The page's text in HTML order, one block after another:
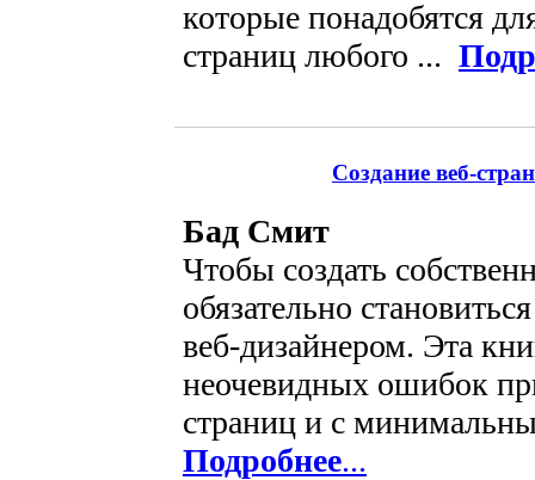
которые понадобятся
страниц любого ...
Создание веб-
Бад Смит
Чтобы создать
обязательно
веб-дизайнером. Эта
неочевидных ошибок
страниц и с
Подробнее...